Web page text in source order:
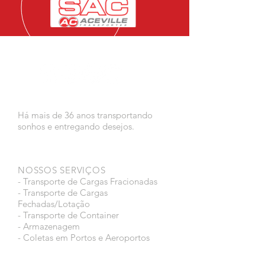
Há mais de 36 anos transportando
sonhos e entregando desejos.
NOSSOS SERVIÇOS
- Transporte de Cargas Fracionadas
- Transporte de Cargas
Fechadas/Lotação
- Transporte de Container
- Armazenagem
- Coletas em Portos e Aeroportos